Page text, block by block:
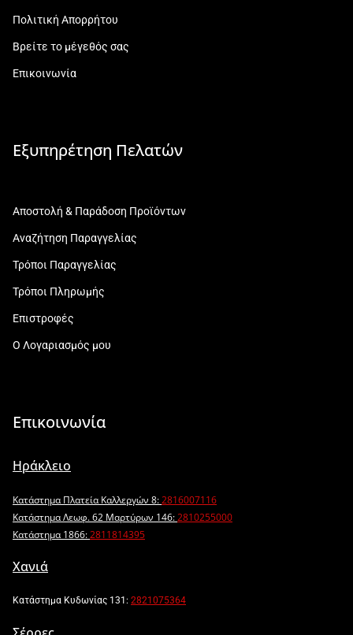
Πολιτική Απορρήτου
Βρείτε το μέγεθός σας
Επικοινωνία
Εξυπηρέτηση Πελατών
Αποστολή & Παράδοση Προϊόντων
Αναζήτηση Παραγγελίας
Τρόποι Παραγγελίας
Τρόποι Πληρωμής
Επιστροφές
Ο Λογαριασμός μου
Επικοινωνία
Ηράκλειο
Κατάστημα Πλατεία Καλλεργών 8:2816007116
Κατάστημα Λεωφ. 62 Μαρτύρων 146:2810255000
Κατάστημα 1866:2811814395
Χανιά
Κατάστημα Κυδωνίας 131: 2821075364